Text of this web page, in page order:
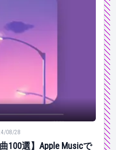
選】Apple Musicで同じプレ
08/28
100選】Apple Musicで